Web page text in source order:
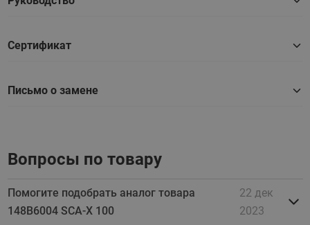
Сертификат
Письмо о замене
Вопросы по товару
Помогите подобрать аналог товара
148В6004 SCA-X 100
22 дек
2023